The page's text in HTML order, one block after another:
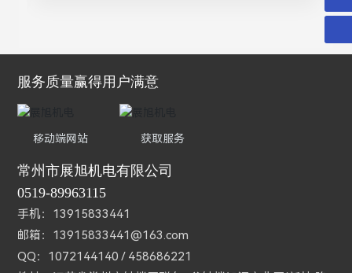
服务质量赢得用户满意
移动端网站 获取服务
常州市展旭机电有限公司
0519-89963115
手机： 13915833441
邮箱： 13915833441@163.com
QQ：1072144140 / 458686221